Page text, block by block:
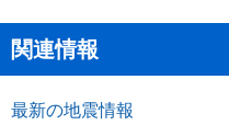
関連情報
最新の地震情報